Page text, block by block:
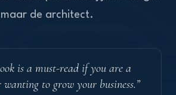
de architect.
is a must-read if you are a
wanting to grow your business.”